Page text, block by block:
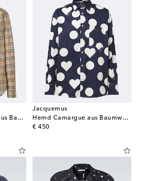
Hemd Burberry Check aus Baumwolle
Jacquemus
Hemd Camargue aus Baumwollpopeline
€ 450
original price